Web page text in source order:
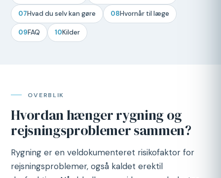
07Hvad du selv kan gøre 08Hvornår til læge
09FAQ 10Kilder
OVERBLIK
Hvordan hænger rygning og
rejsningsproblemer sammen?
Rygning er en veldokumenteret risikofaktor for
rejsningsproblemer, også kaldet erektil